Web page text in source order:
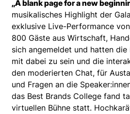
„A blank page for a new
musikalisches Highlight der
exklusive Live-Performance
800 Gäste aus Wirtschaft,
sich angemeldet und hatten
mit dabei zu sein und die
den moderierten Chat, für
und Fragen an die
das Best Brands College fand
virtuellen Bühne statt.